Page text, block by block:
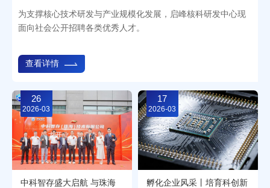
为支撑核心技术研发与产业规模化发展，启峰核科研发中心现
面向社会公开招聘各类优秀人才。
查看详情
26
2026-03
中科智存盛大启航 与珠海
17
2026-03
孵化企业风采丨培育科创新